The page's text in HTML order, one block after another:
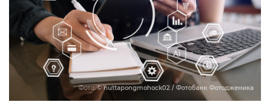
Фото:© nuttapongmohock02 / Фотобанк Фотодженика